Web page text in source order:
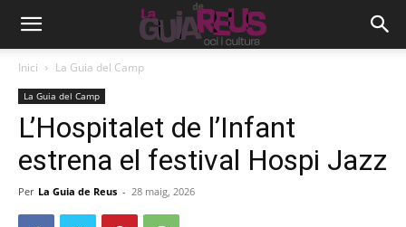
Inici La Guia del Camp
La Guia del Camp
L’Hospitalet de l’Infant
estrena el festival Hospi Jazz
Per La Guia de Reus - 28 maig, 2026